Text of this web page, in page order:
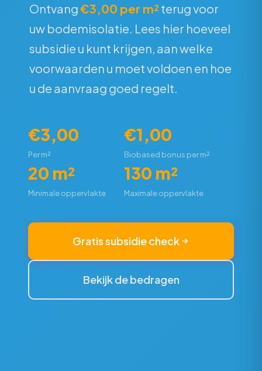
Ontvang€3,00 per m²terug voor
uw bodemisolatie. Lees hier hoeveel
subsidie u kunt krijgen, aan welke
voorwaarden u moet voldoen en hoe
u de aanvraag goed regelt.
€3,00
Per m²
€1,00
Biobased bonus per m²
20 m²
Minimale oppervlakte
130 m²
Maximale oppervlakte
Gratis subsidie check
Bekijk de bedragen